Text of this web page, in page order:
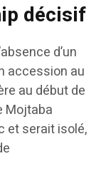
décisif
d’un
accession au
au début de
Mojtaba
et serait isolé,